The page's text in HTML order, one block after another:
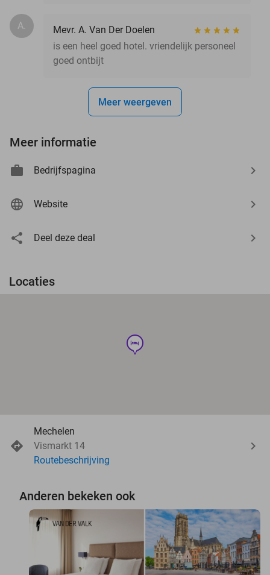
A.
Mevr. A. Van Der Doelen
is een heel goed hotel. vriendelijk personeel
goed ontbijt
Meer weergeven
Meer informatie
Bedrijfspagina
Website
Deel deze deal
Locaties
hotel
Mechelen
Vismarkt 14
Routebeschrijving
Anderen bekeken ook